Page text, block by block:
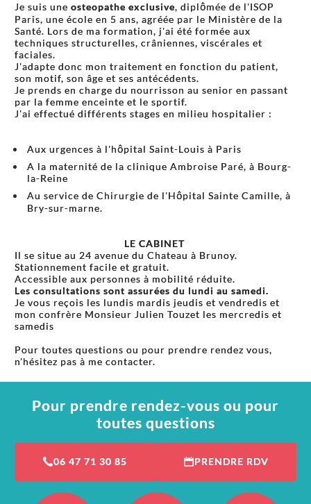
Je suis une osteopathe exclusive, diplômée de l'ISOP
Paris, une école en 5 ans, agréée par le Ministère de la
Santé. Lors de ma formation, j'ai été formée aux
techniques structurelles, crâniennes, viscérales et
faciales.
J'adapte donc mon traitement en fonction du patient,
son motif, son âge et ses antécédents.
Je prends en charge du nourrisson au senior en passant
par la femme enceinte et le sportif.
J'ai effectué différents stages en milieu hospitalier :
Aux urgences à l'hôpital Saint-Louis à Paris
A la maternité de la clinique Ambroise Paré, à Bourg-
la-Reine
Au service de Chirurgie de l'Hôpital Sainte Camille, à
Bry-sur-marne.
LE CABINET
Il se situe au 24 avenue du Chateau à Brunoy.
Stationnement facile et gratuit.
Accessible aux personnes à mobilité réduite.
Les consultations sont assurées du lundi au samedi.
Je vous reçois les lundis mardis jeudis et vendredis et
mon confrère Monsieur Julien Touzet les mercredis et
samedis
Pour toutes questions ou pour prendre rendez vous,
n'hésitez pas à me contacter.
Pour prendre rendez-vous ou pour
toutes questions
06 47 71 30 85 PRENDRE RDV